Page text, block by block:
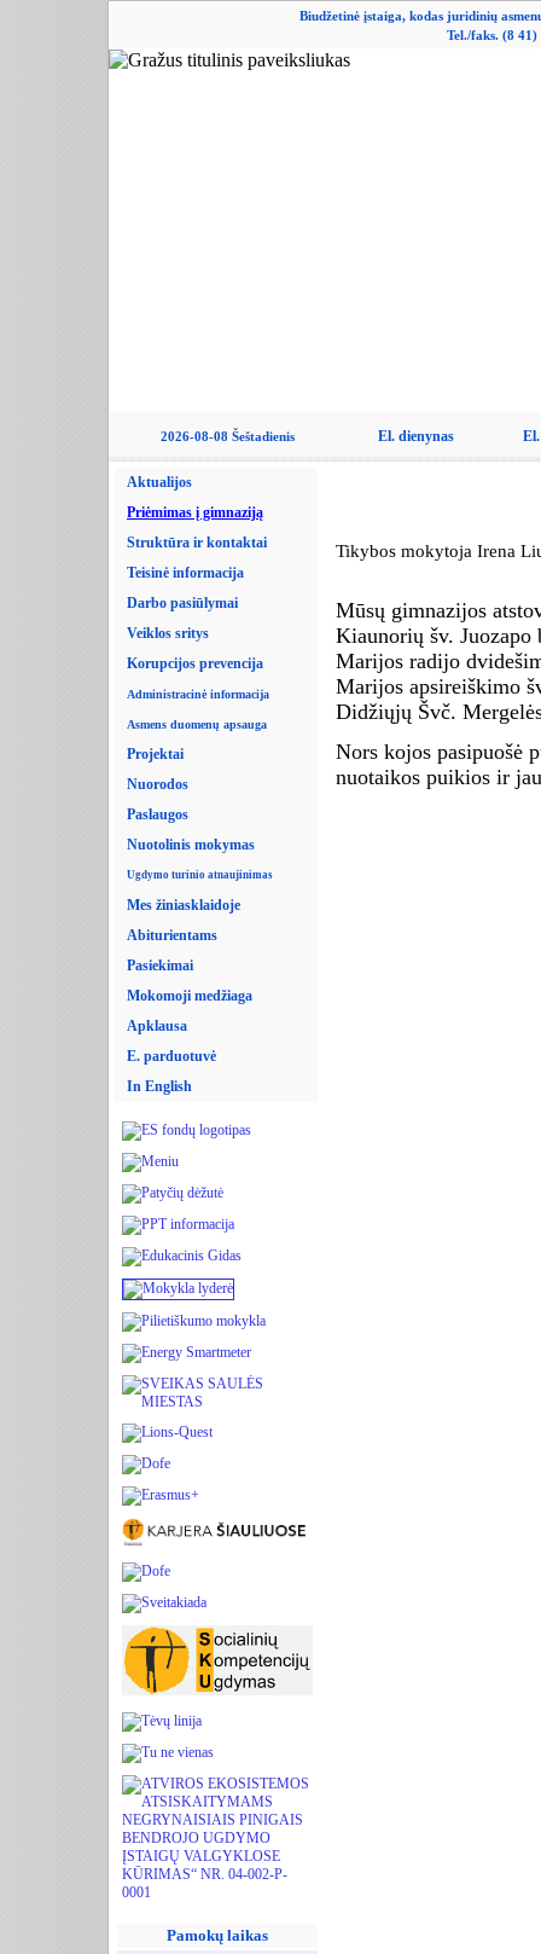
Biudžetinė įstaiga, kodas juridinių
Tel./faks. (8
2026-08-08 Šeštadienis El. dienynas
Aktualijos
Priėmimas į gimnaziją
Struktūra ir kontaktai
Teisinė informacija
Darbo pasiūlymai
Veiklos sritys
Korupcijos prevencija
Administracinė informacija
Asmens duomenų apsauga
Projektai
Nuorodos
Paslaugos
Nuotolinis mokymas
Ugdymo turinio atnaujinimas
Mes žiniasklaidoje
Abiturientams
Pasiekimai
Mokomoji medžiaga
Apklausa
E. parduotuvė
In English
Pamokų laikas
Tikybos mokytoja Irena
Mūsų gimnazijos
Kiaunorių šv.
Marijos radijo
Marijos apsireiškimo
Didžiųjų Švč.
Nors kojos pasipuošė
nuotaikos puikios ir